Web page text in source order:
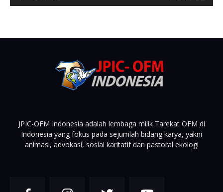
JPIC-OFM Indonesia adalah lembaga milik Tarekat OFM di
Indonesia yang fokus pada sejumlah bidang karya, yakni
animasi, advokasi, sosial karitatif dan pastoral ekologi